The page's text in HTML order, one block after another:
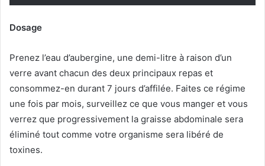
Dosage
Prenez l’eau d’aubergine, une demi-litre à raison d’un
verre avant chacun des deux principaux repas et
consommez-en durant 7 jours d’affilée. Faites ce régime
une fois par mois, surveillez ce que vous manger et vous
verrez que progressivement la graisse abdominale sera
éliminé tout comme votre organisme sera libéré de
toxines.